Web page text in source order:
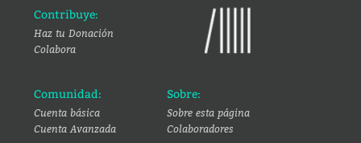
Contribuye:
Haz tu Donación
Colabora
Comunidad:
Cuenta básica
Cuenta Avanzada
Sobre:
Sobre esta página
Colaboradores